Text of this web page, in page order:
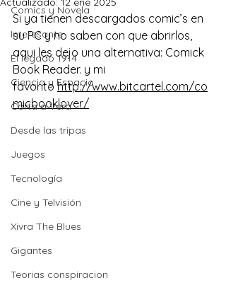
Comics y Novela
Interesante
El legado 1914
Ciencia y Espacio
Carta a Vera
Desde las tripas
Juegos
Tecnología
Cine y Telvisión
Xivra The Blues
Gigantes
Teorias conspiracion
Si ya tienen descargados comic’s en
su PC y no saben con que abrirlos,
aqui les dejo una alternativa: Comick
Book Reader. y mi
favorito http://www.bitcartel.com/co
micbooklover/